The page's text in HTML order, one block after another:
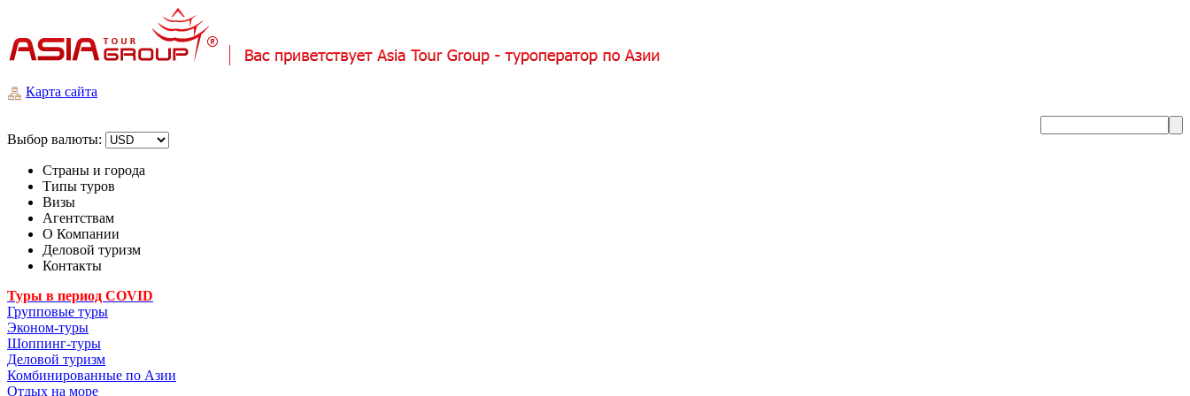
Карта сайта
Выбор валюты:
Страны и города
Типы туров
Визы
Агентствам
О Компании
Деловой туризм
Контакты
Туры в период COVID
Групповые туры
Эконом-туры
Шоппинг-туры
Деловой туризм
Комбинированные по Азии
Отдых на море